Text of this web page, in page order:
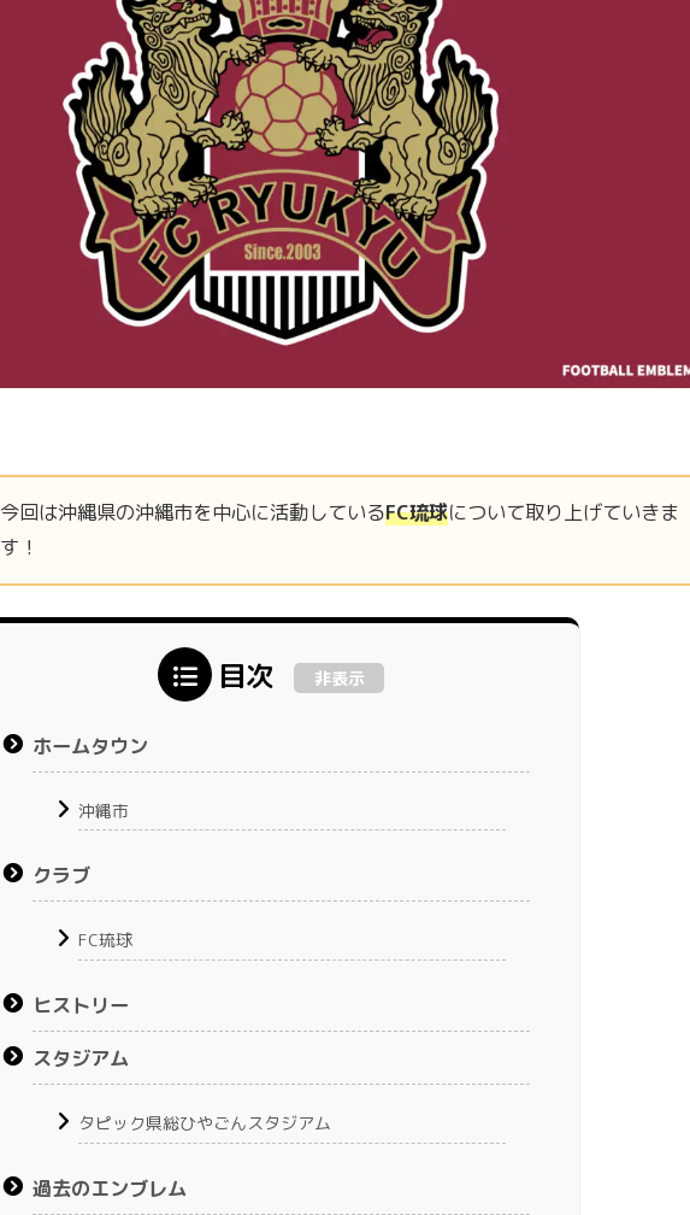
今回は沖縄県の沖縄市を中心に活動しているFC琉球について取り上げていきま
す！
目次 非表示
ホームタウン
沖縄市
クラブ
FC琉球
ヒストリー
スタジアム
タピック県総ひやごんスタジアム
過去のエンブレム